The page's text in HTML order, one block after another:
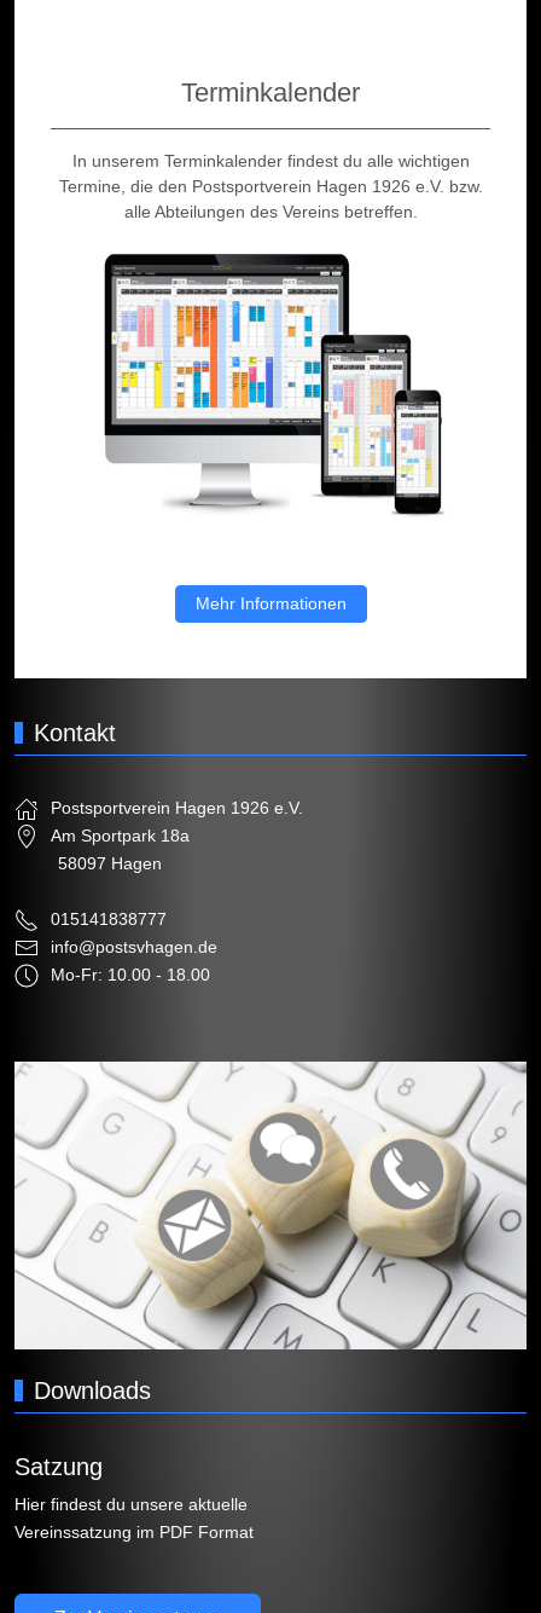
Terminkalender
In unserem Terminkalender findest du alle wichtigen
Termine, die den Postsportverein Hagen 1926 e.V. bzw.
alle Abteilungen des Vereins betreffen.
Mehr Informationen
Kontakt
Postsportverein Hagen 1926 e.V.
Am Sportpark 18a
58097 Hagen
015141838777
info@postsvhagen.de
Mo-Fr: 10.00 - 18.00
Downloads
Satzung
Hier findest du unsere aktuelle
Vereinssatzung im PDF Format